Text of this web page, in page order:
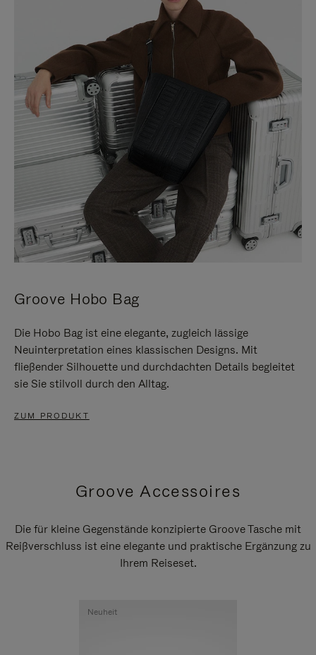
Groove Hobo Bag
Die Hobo Bag ist eine elegante, zugleich lässige
Neuinterpretation eines klassischen Designs. Mit
fließender Silhouette und durchdachten Details begleitet
sie Sie stilvoll durch den Alltag.
ZUM PRODUKT
Groove Accessoires
Die für kleine Gegenstände konzipierte Groove Tasche mit
Reißverschluss ist eine elegante und praktische Ergänzung zu
Ihrem Reiseset.
Neuheit